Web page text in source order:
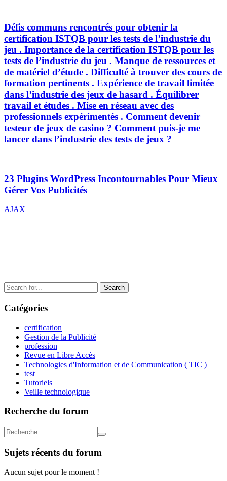
Défis communs rencontrés pour obtenir la
certification ISTQB pour les tests de l’industrie du
jeu . Importance de la certification ISTQB pour les
tests de l’industrie du jeu . Manque de ressources et
de matériel d’étude . Difficulté à trouver des cours de
formation pertinents . Expérience de travail limitée
dans l’industrie des jeux de hasard . Équilibrer
travail et études . Mise en réseau avec des
professionnels expérimentés . Comment devenir
testeur de jeux de casino ? Comment puis-je me
lancer dans l’industrie des tests de jeux ?
23 Plugins WordPress Incontournables Pour Mieux
Gérer Vos Publicités
Navigation
Next
AJAX
Search
for:
Catégories
certification
Gestion de la Publicité
profession
Revue en Libre Accès
Technologies d'Information et de Communication ( TIC )
test
Tutoriels
Veille technologique
Recherche du forum
Sujets récents du forum
Aucun sujet pour le moment !